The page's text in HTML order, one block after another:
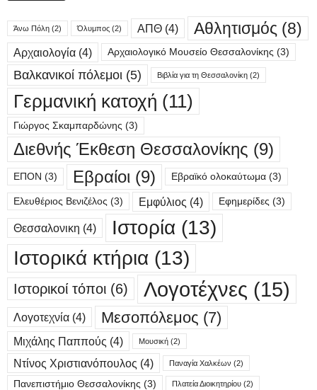
Άνω Πόλη (2) Όλυμπος (2) ΑΠΘ (4) Αθλητισμός (8)
Αρχαιολογία (4) Αρχαιολογικό Μουσείο Θεσσαλονίκης (3)
Βαλκανικοί πόλεμοι (5) Βιβλία για τη Θεσσαλονίκη (2)
Γερμανική κατοχή (11)
Γιώργος Σκαμπαρδώνης (3)
Διεθνής Έκθεση Θεσσαλονίκης (9)
ΕΠΟΝ (3) Εβραίοι (9) Εβραϊκό ολοκαύτωμα (3)
Ελευθέριος Βενιζέλος (3) Εμφύλιος (4) Εφημερίδες (3)
Θεσσαλονικη (4) Ιστορία (13)
Ιστορικά κτήρια (13)
Ιστορικοί τόποι (6) Λογοτέχνες (15)
Λογοτεχνία (4) Μεσοπόλεμος (7)
Μιχάλης Παππούς (4) Μουσική (2)
Ντίνος Χριστιανόπουλος (4) Παναγία Χαλκέων (2)
Πανεπιστήμιο Θεσσαλονίκης (3) Πλατεία Διοικητηρίου (2)